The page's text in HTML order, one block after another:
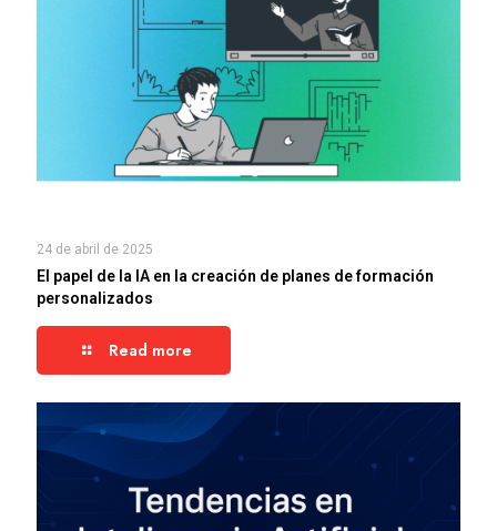
24 de abril de 2025
El papel de la IA en la creación de planes de formación
personalizados
Read more